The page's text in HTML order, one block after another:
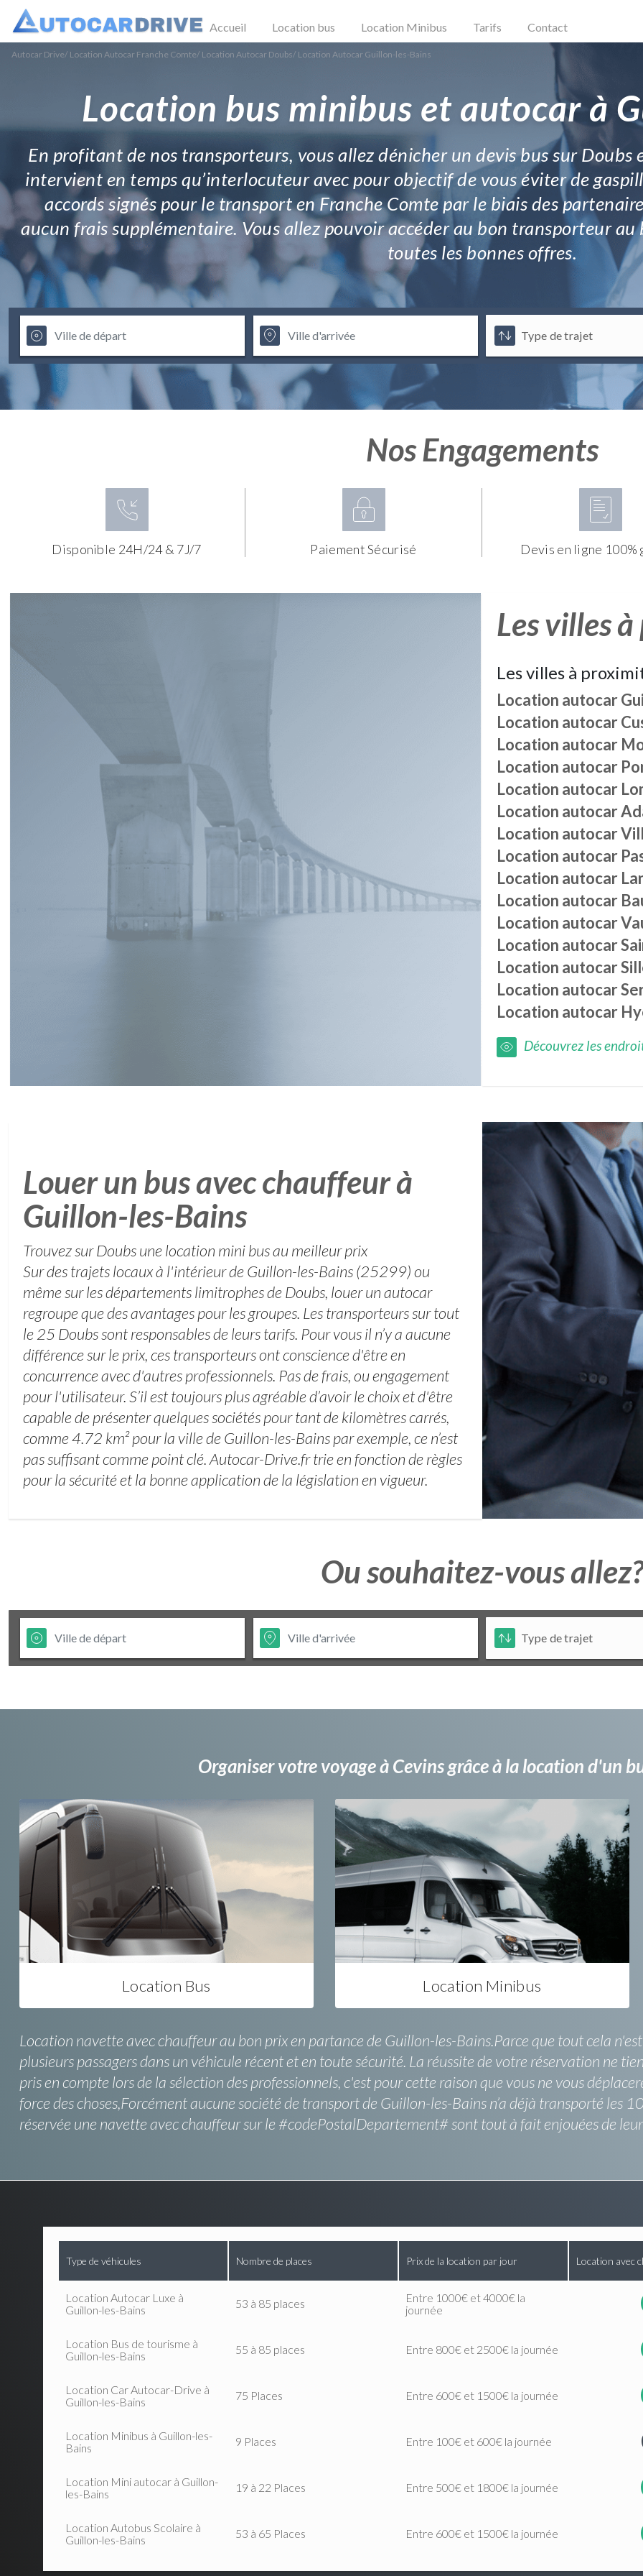
Accueil Location bus Location Minibus Tarifs Contact
Autocar Drive/ Location Autocar Franche Comte/ Location Autocar Doubs/ Location Autocar Guillon-les-Bains
Location bus minibus et autocar à
En profitant de nos transporteurs, vous allez dénicher un devis bus sur
intervient en temps qu’interlocuteur avec pour objectif de vous éviter de
accords signés pour le transport en Franche Comte par le biais des
aucun frais supplémentaire. Vous allez pouvoir accéder au bon transporteur
toutes les bonnes offres.
Nos Engagements
Disponible 24H/24 & 7J/7 Paiement Sécurisé Devis en ligne
Les villes
Les villes à
Location autocar
Location autocar
Location autocar
Location autocar
Location autocar
Location autocar
Location autocar
Location autocar
Location autocar
Location autocar
Location autocar
Location autocar
Location autocar
Location autocar
Location autocar
Découvrez les
Louer un bus avec chauffeur à
Guillon-les-Bains
Trouvez sur Doubs une location mini bus au meilleur prix
Sur des trajets locaux à l'intérieur de Guillon-les-Bains (25299) ou
même sur les départements limitrophes de Doubs, louer un autocar
regroupe que des avantages pour les groupes. Les transporteurs sur tout
le 25 Doubs sont responsables de leurs tarifs. Pour vous il n’y a aucune
différence sur le prix, ces transporteurs ont conscience d'être en
concurrence avec d'autres professionnels. Pas de frais, ou engagement
pour l'utilisateur. S’il est toujours plus agréable d’avoir le choix et d'être
capable de présenter quelques sociétés pour tant de kilomètres carrés,
comme 4.72 km² pour la ville de Guillon-les-Bains par exemple, ce n’est
pas suffisant comme point clé. Autocar-Drive.fr trie en fonction de règles
pour la sécurité et la bonne application de la législation en vigueur.
Ou souhaitez-vous allez?
Organiser votre voyage à Cevins grâce à la location d'un
Location Bus Location Minibus
Location navette avec chauffeur au bon prix en partance de Guillon-les-Bains.Parce que tout cela
plusieurs passagers dans un véhicule récent et en toute sécurité. La réussite de votre réservation ne
pris en compte lors de la sélection des professionnels, c'est pour cette raison que vous ne vous
force des choses,Forcément aucune société de transport de Guillon-les-Bains n’a déjà transporté les
réservée une navette avec chauffeur sur le #codePostalDepartement# sont tout à fait enjouées de
Type de véhicules Nombre de places Prix de la location par jour Location avec
Location Autocar Luxe à
Guillon-les-Bains
53 à 85 places
Entre 1000€ et 4000€ la
journée
Location Bus de tourisme à
Guillon-les-Bains
55 à 85 places Entre 800€ et 2500€ la journée
Location Car Autocar-Drive à
Guillon-les-Bains
75 Places Entre 600€ et 1500€ la journée
Location Minibus à Guillon-les-
Bains
9 Places Entre 100€ et 600€ la journée
Location Mini autocar à Guillon-
les-Bains
19 à 22 Places Entre 500€ et 1800€ la journée
Location Autobus Scolaire à
Guillon-les-Bains
53 à 65 Places Entre 600€ et 1500€ la journée